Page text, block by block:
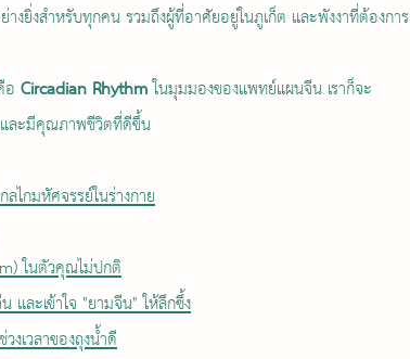
งยิ่งสำหรับทุกคน รวมถึงผู้ที่อาศัยอยู่ในภูเก็ต และพังงาที่ต้องการ
อ Circadian Rhythm ในมุมมองของแพทย์แผนจีน เราก็จะ
และมีคุณภาพชีวิตที่ดีขึ้น
กมหัศจรรย์ในร่างกาย
ในตัวคุณไม่ปกติ
ละเข้าใจ "ยามจีน" ให้ลึกซึ้ง
วลาของถุงน้ำดี